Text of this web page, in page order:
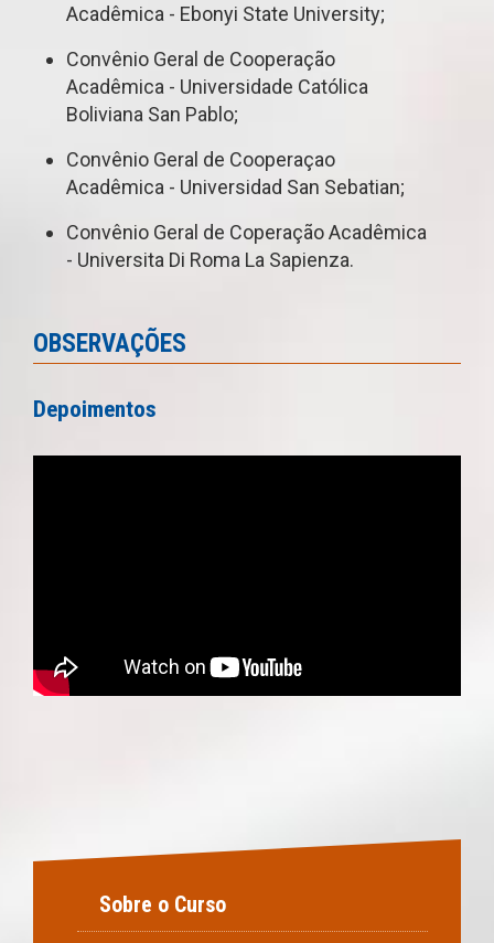
Acadêmica - Ebonyi State University;
Convênio Geral de Cooperação
Acadêmica - Universidade Católica
Boliviana San Pablo;
Convênio Geral de Cooperaçao
Acadêmica - Universidad San Sebatian;
Convênio Geral de Coperação Acadêmica
- Universita Di Roma La Sapienza.
OBSERVAÇÕES
Depoimentos
Sobre o Curso